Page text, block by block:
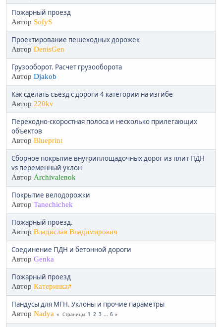
Пожарный проезд
Автор SofyS
Проектирование пешеходных дорожек
Автор DenisGen
Грузооборот. Расчет грузооборота
Автор Djakob
Как сделать съезд с дороги 4 категории на изгибе
Автор 220kv
Переходно-скоростная полоса и несколько прилегающих
объектов
Автор Blueprint
Сборное покрытие внутриплощадочных дорог из плит ПДН
vs переменный уклон
Автор Archivalenok
Покрытие велодорожки
Автор Tanechichek
Пожарный проезд.
Автор Владислав Владимирович
Соединение ПДН и бетонной дороги
Автор Genka
Пожарный проезд
Автор Катеринка#
Пандусы для МГН. Уклоны и прочие параметры
Автор Nadya Страницы 1 2 3 ... 6